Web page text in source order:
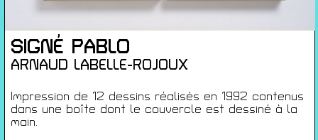
SIGNÉ PABLO
ARNAUD LABELLE-ROJOUX
Impression de 12 dessins réalisés en 1992 contenus
dans une boîte dont le couvercle est dessiné à la
main.
Mentions légales
Conditions générales de ventes
Gérer les cookies
Films
Rencontres